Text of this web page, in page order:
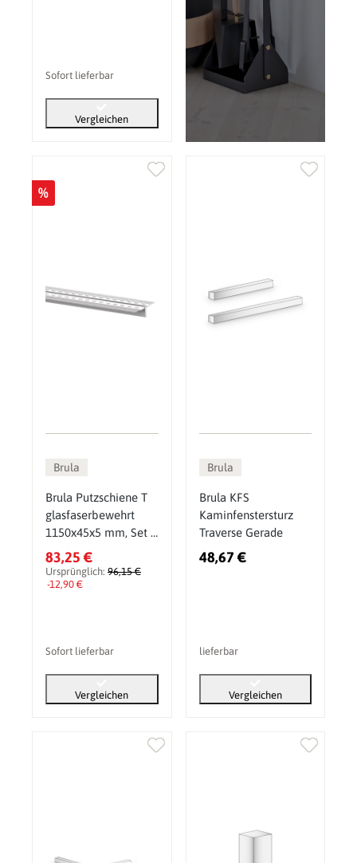
Sofort lieferbar
Vergleichen
%
Brula
Brula Putzschiene T
glasfaserbewehrt
1150x45x5 mm, Set 5
Stück
83,25 €
Ursprünglich: 96,15 €
-12,90 €
Sofort lieferbar
Vergleichen
Brula
Brula KFS
Kaminfenstersturz
Traverse Gerade
48,67 €
lieferbar
Vergleichen